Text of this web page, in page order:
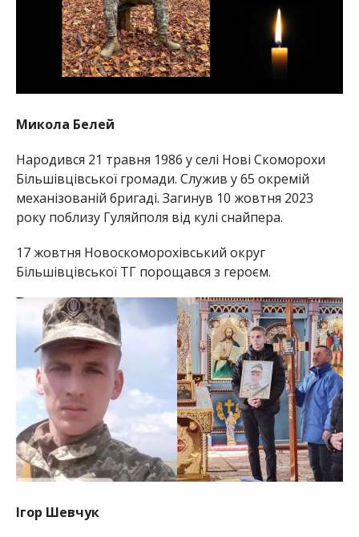
Микола Белей
Народився 21 травня 1986 у селі Нові Скоморохи
Більшівцівської громади. Служив у 65 окремій
механізованій бригаді. Загинув 10 жовтня 2023
року поблизу Гуляйполя від кулі снайпера.
17 жовтня Новоскоморохівський округ
Більшівцівської ТГ порощався з героєм.
Ігор Шевчук